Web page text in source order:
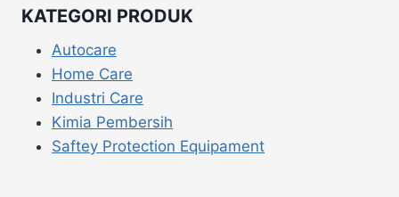
KATEGORI PRODUK
Autocare
Home Care
Industri Care
Kimia Pembersih
Saftey Protection Equipament